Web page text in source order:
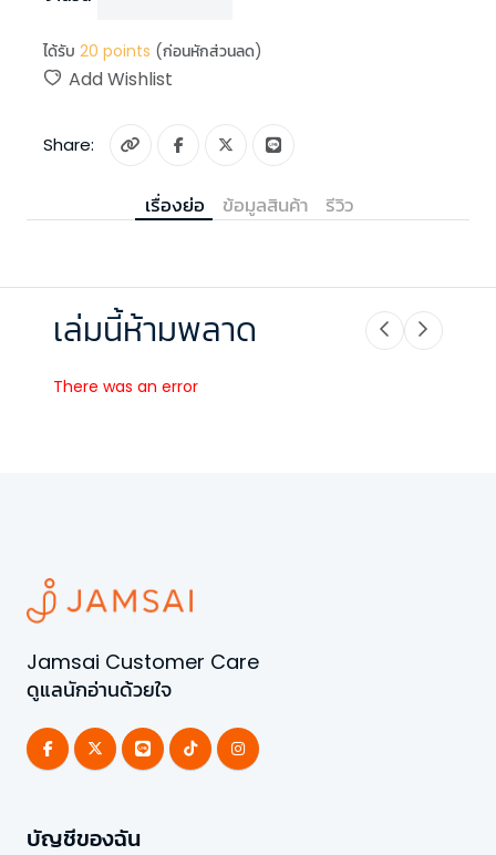
ได้รับ 20 points (ก่อนหักส่วนลด)
Add Wishlist
Share:
เรื่องย่อ ข้อมูลสินค้า รีวิว
เล่มนี้ห้ามพลาด
There was an error
Jamsai Customer Care
ดูแลนักอ่านด้วยใจ
บัญชีของฉัน